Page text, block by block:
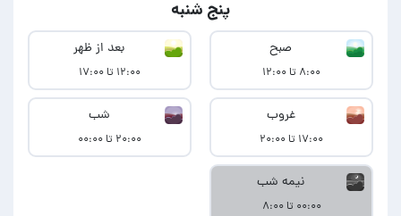
پنج شنبه
صبح
۸:۰۰ تا ۱۲:۰۰
بعد از ظهر
۱۲:۰۰ تا ۱۷:۰۰
غروب
۱۷:۰۰ تا ۲۰:۰۰
شب
۲۰:۰۰ تا ۰۰:۰۰
نیمه شب
۰۰:۰۰ تا ۸:۰۰